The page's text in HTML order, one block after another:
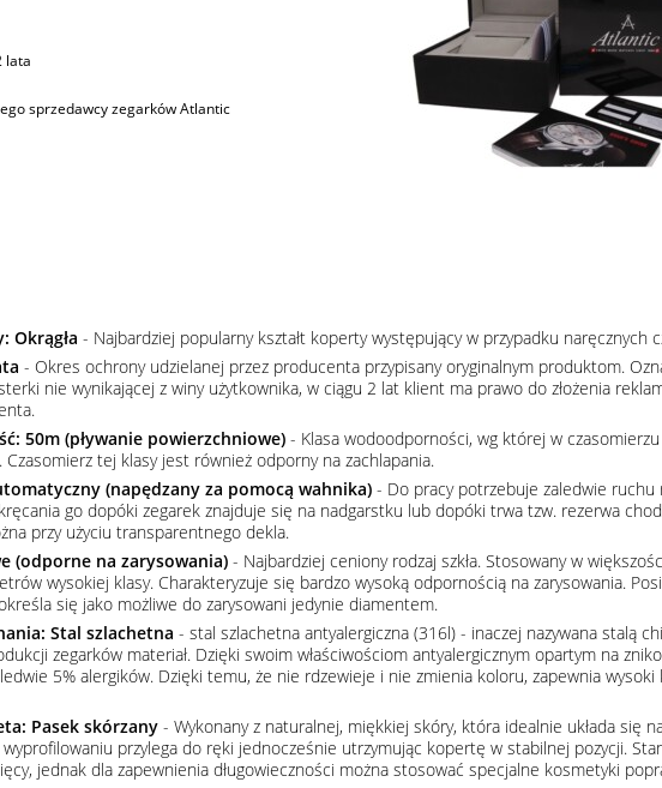
lata
sprzedawcy zegarków Atlantic
Okrągła - Najbardziej popularny kształt koperty występujący w przypadku naręcznych
- Okres ochrony udzielanej przez producenta przypisany oryginalnym produktom.
nie wynikającej z winy użytkownika, w ciągu 2 lat klient ma prawo do złożenia
50m (pływanie powierzchniowe)- Klasa wodoodporności, wg której w czasomierzu
Czasomierz tej klasy jest również odporny na zachlapania.
(napędzany za pomocą wahnika)- Do pracy potrzebuje zaledwie ruchu
go dopóki zegarek znajduje się na nadgarstku lub dopóki trwa tzw. rezerwa
przy użyciu transparentnego dekla.
(odporne na zarysowania)- Najbardziej ceniony rodzaj szkła. Stosowany w
wysokiej klasy. Charakteryzuje się bardzo wysoką odpornością na zarysowania.
się jako możliwe do zarysowani jedynie diamentem.
Stal szlachetna - stal szlachetna antyalergiczna (316l) - inaczej nazywana stalą
zegarków materiał. Dzięki swoim właściwościom antyalergicznym opartym na
5% alergików. Dzięki temu, że nie rdzewieje i nie zmienia koloru, zapewnia
Pasek skórzany- Wykonany z naturalnej, miękkiej skóry, która idealnie układa się
przylega do ręki jednocześnie utrzymując kopertę w stabilnej pozycji.
jednak dla zapewnienia długowieczności można stosować specjalne kosmetyki